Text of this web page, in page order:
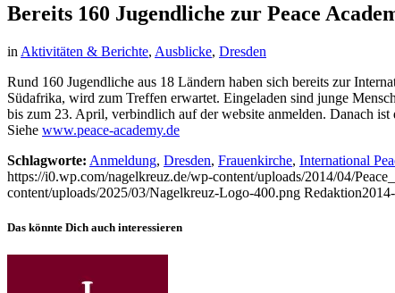
Bereits 160 Jugendliche zur Peace
in Aktivitäten & Berichte, Ausblicke, Dresden
Rund 160 Jugendliche aus 18 Ländern haben sich bereits zur
Südafrika, wird zum Treffen erwartet. Eingeladen sind junge
bis zum 23. April, verbindlich auf der website anmelden. Danach
Siehe www.peace-academy.de
Schlagworte: Anmeldung, Dresden, Frauenkirche, International
https://i0.wp.com/nagelkreuz.de/wp-content/uploads/2014/04/
content/uploads/2025/03/Nagelkreuz-Logo-400.png Redaktion
Das könnte Dich auch interessieren